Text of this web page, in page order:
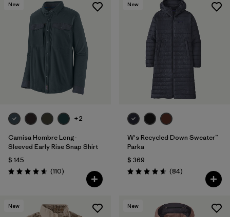
New
+2
Camisa Hombre Long-
Sleeved Early Rise Snap Shirt
$ 145
Valoración: 4.6 / 5
(110Comentarios
)
New
W's Recycled Down Sweater™
Parka
$ 369
Valoración: 4.5 / 5
(84Comentarios
)
New New